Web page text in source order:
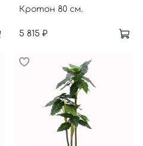
Кротон 80 см.
5 815 ₽